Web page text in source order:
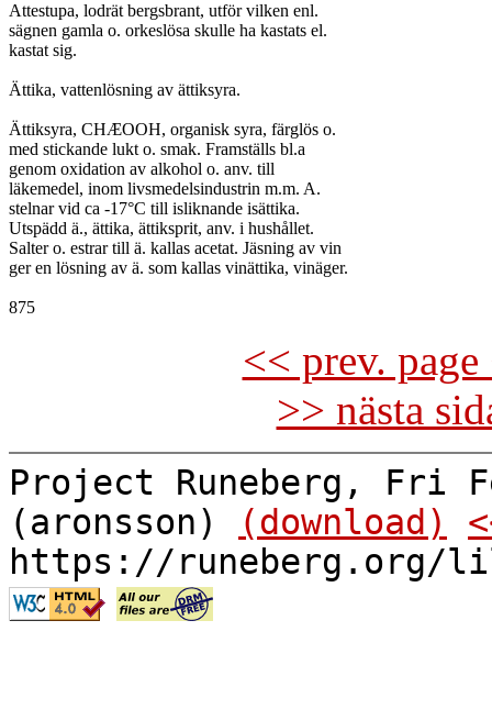
Attestupa, lodrät bergsbrant, utför vilken enl.
sägnen gamla o. orkeslösa skulle ha kastats el.
kastat sig.
Ättika, vattenlösning av ättiksyra.
Ättiksyra, CHÆOOH, organisk syra, färglös o.
med stickande lukt o. smak. Framställs bl.a
genom oxidation av alkohol o. anv. till
läkemedel, inom livsmedelsindustrin m.m. A.
stelnar vid ca -17°C till isliknande isättika.
Utspädd ä., ättika, ättiksprit, anv. i hushållet.
Salter o. estrar till ä. kallas acetat. Jäsning av vin
ger en lösning av ä. som kallas vinättika, vinäger.
<< prev.
>> nästa
Project Runeberg, Fri
(aronsson)
(download)
https://runeberg.org/